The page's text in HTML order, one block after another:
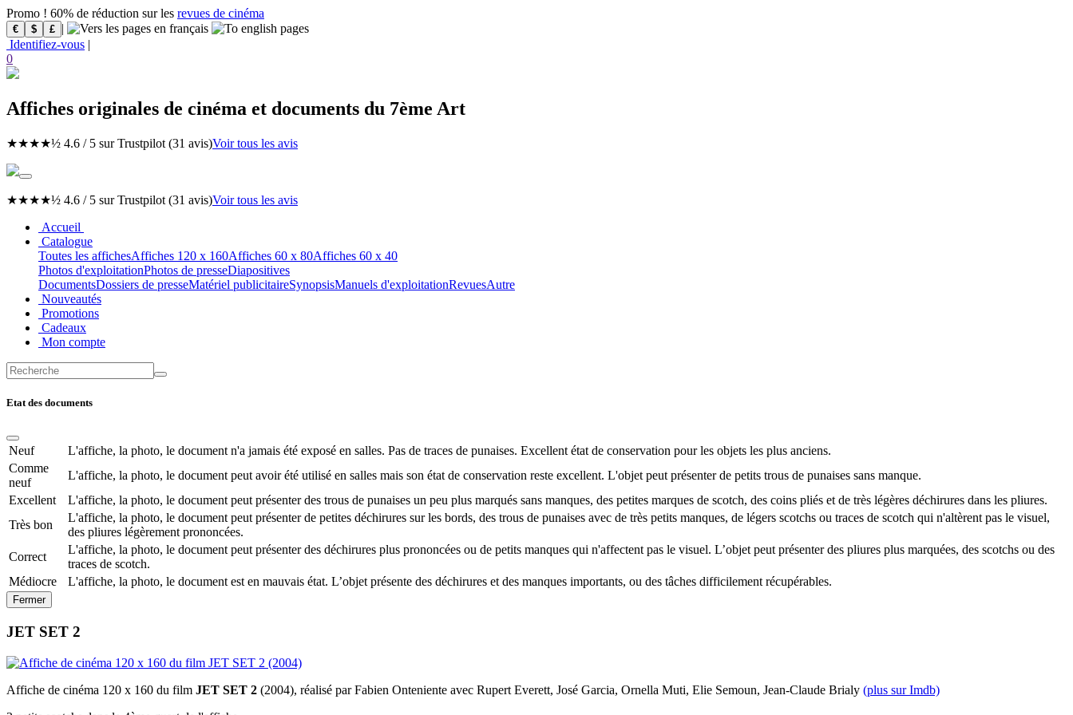
Promo ! 60% de réduction sur les revues de cinéma
€ $ £ |
Identifiez-vous |
0
Affiches originales de cinéma et documents du 7ème Art
★★★★½ 4.6 / 5 surTrustpilot (31 avis)Voir tous les avis
★★★★½ 4.6 / 5 surTrustpilot (31 avis)Voir tous les avis
Accueil
Catalogue
Toutes les affichesAffiches 120 x 160Affiches 60 x 80Affiches 60 x 40
Photos d'exploitationPhotos de presseDiapositives
DocumentsDossiers de presseMatériel publicitaireSynopsisManuels d'exploitationRevuesAutre
Nouveautés
Promotions
Cadeaux
Mon compte
Etat des documents
Neuf
L'affiche, la photo, le document n'a jamais été exposé en salles. Pas de traces de punaises. Excellent état de conservation pour les objets les plus anciens.
Comme
neuf
L'affiche, la photo, le document peut avoir été utilisé en salles mais son état de conservation reste excellent. L'objet peut présenter de petits trous de punaises sans manque.
Excellent
L'affiche, la photo, le document peut présenter des trous de punaises un peu plus marqués sans manques, des petites marques de scotch, des coins pliés et de très légères déchirures dans les pliures.
Très bon
L'affiche, la photo, le document peut présenter de petites déchirures sur les bords, des trous de punaises avec de très petits manques, de légers scotchs ou traces de scotch qui n'altèrent pas le visuel,
des pliures légèrement prononcées.
Correct
L'affiche, la photo, le document peut présenter des déchirures plus prononcées ou de petits manques qui n'affectent pas le visuel. L’objet peut présenter des pliures plus marquées, des scotchs ou des
traces de scotch.
Médiocre
L'affiche, la photo, le document est en mauvais état. L’objet présente des déchirures et des manques importants, ou des tâches difficilement récupérables.
Fermer
JET SET 2
Affiche de cinéma 120 x 160 du film JET SET 2 (2004), réalisé par Fabien Onteniente avec Rupert Everett, José Garcia, Ornella Muti, Elie Semoun, Jean-Claude Brialy (plus sur Imdb)